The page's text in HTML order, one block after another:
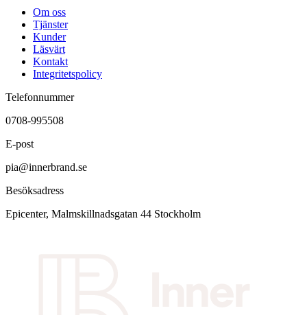
Om oss
Tjänster
Kunder
Läsvärt
Kontakt
Integritetspolicy
Telefonnummer
0708-995508
E-post
pia@innerbrand.se
Besöksadress
Epicenter, Malmskillnadsgatan 44 Stockholm